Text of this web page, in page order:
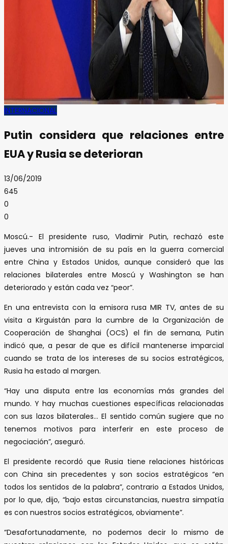
INTERNACIONAL
Putin considera que relaciones entre
EUA y Rusia se deterioran
13/06/2019
645
0
0
Moscú.- El presidente ruso, Vladimir Putin, rechazó este
jueves una intromisión de su país en la guerra comercial
entre China y Estados Unidos, aunque consideró que las
relaciones bilaterales entre Moscú y Washington se han
deteriorado y están cada vez “peor”.
En una entrevista con la emisora rusa MIR TV, antes de su
visita a Kirguistán para la cumbre de la Organización de
Cooperación de Shanghai (OCS) el fin de semana, Putin
indicó que, a pesar de que es difícil mantenerse imparcial
cuando se trata de los intereses de su socios estratégicos,
Rusia ha estado al margen.
“Hay una disputa entre las economías más grandes del
mundo. Y hay muchas cuestiones específicas relacionadas
con sus lazos bilaterales… El sentido común sugiere que no
tenemos motivos para interferir en este proceso de
negociación”, aseguró.
El presidente recordó que Rusia tiene relaciones históricas
con China sin precedentes y son socios estratégicos “en
todos los sentidos de la palabra”, contrario a Estados Unidos,
por lo que, dijo, “bajo estas circunstancias, nuestra simpatía
es con nuestros socios estratégicos, obviamente”.
“Desafortunadamente, no podemos decir lo mismo de